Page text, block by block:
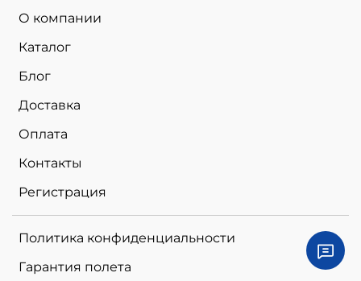
О компании
Каталог
Блог
Доставка
Оплата
Контакты
Регистрация
Политика конфиденциальности
Гарантия полета